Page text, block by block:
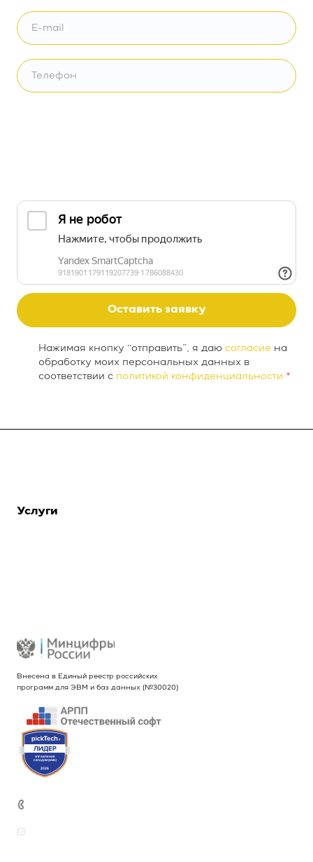
Оставить заявку
Нажимая кнопку “отправить”, я даю согласие на
обработку моих персональных данных в
соответствии с политикой конфиденциальности *
Услуги
Внесена в Единый реестр российских
программ для ЭВМ и баз данных (№30020)